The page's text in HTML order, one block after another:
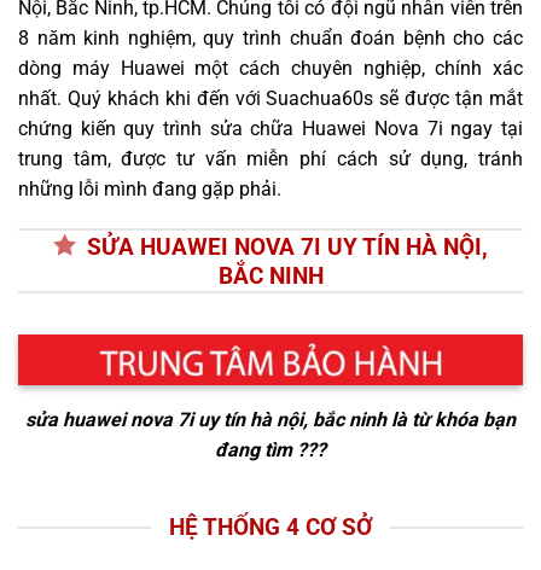
Nội, Bắc Ninh, tp.HCM. Chúng tôi có đội ngũ nhân viên trên
8 năm kinh nghiệm, quy trình chuẩn đoán bệnh cho các
dòng máy Huawei một cách chuyên nghiệp, chính xác
nhất. Quý khách khi đến với Suachua60s sẽ được tận mắt
chứng kiến quy trình sửa chữa Huawei Nova 7i ngay tại
trung tâm, được tư vấn miễn phí cách sử dụng, tránh
những lỗi mình đang gặp phải.
SỬA HUAWEI NOVA 7I UY TÍN HÀ NỘI,
BẮC NINH
sửa huawei nova 7i uy tín hà nội, bắc ninhlà từ khóa bạn
đang tìm ???
HỆ THỐNG 4 CƠ SỞ